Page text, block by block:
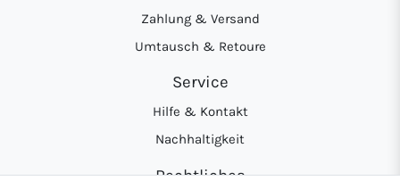
Zahlung & Versand
Umtausch & Retoure
Service
Hilfe & Kontakt
Nachhaltigkeit
Rechtliches